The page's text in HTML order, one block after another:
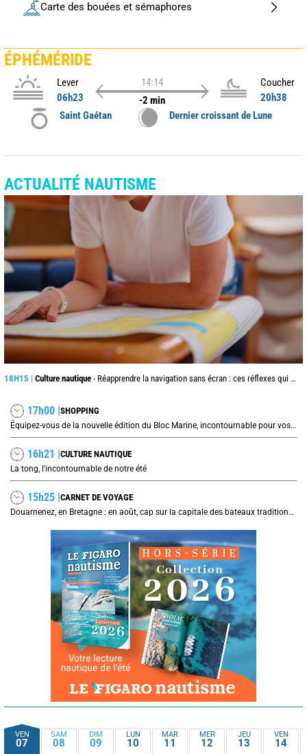
Carte des bouées et sémaphores
ÉPHÉMÉRIDE
Lever
06h23
14:14
-2 min
Coucher
20h38
Saint Gaétan
Dernier croissant de Lune
ACTUALITÉ NAUTISME
18H15 | Culture nautique - Réapprendre la navigation sans écran : ces réflexes qui peuvent sauver une traversée
17h00 |SHOPPING
Équipez-vous de la nouvelle édition du Bloc Marine, incontournable pour vos prochaines navigations !
16h21 |CULTURE NAUTIQUE
La tong, l'incontournable de notre été
15h25 |CARNET DE VOYAGE
Douarnenez, en Bretagne : en août, cap sur la capitale des bateaux traditionnels et de la sardine
VEN
07
SAM
08
DIM
09
LUN
10
MAR
11
MER
12
JEU
13
VEN
14